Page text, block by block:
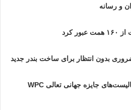
و رسانه
كرد
پتروشیمی نوری در جمع فینالیست‌های جایزه جهانی تعالی WPC